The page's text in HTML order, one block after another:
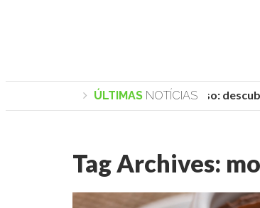
ÚLTIMAS NOTÍCIAS
Praias de Trancoso:
Tag Archives: